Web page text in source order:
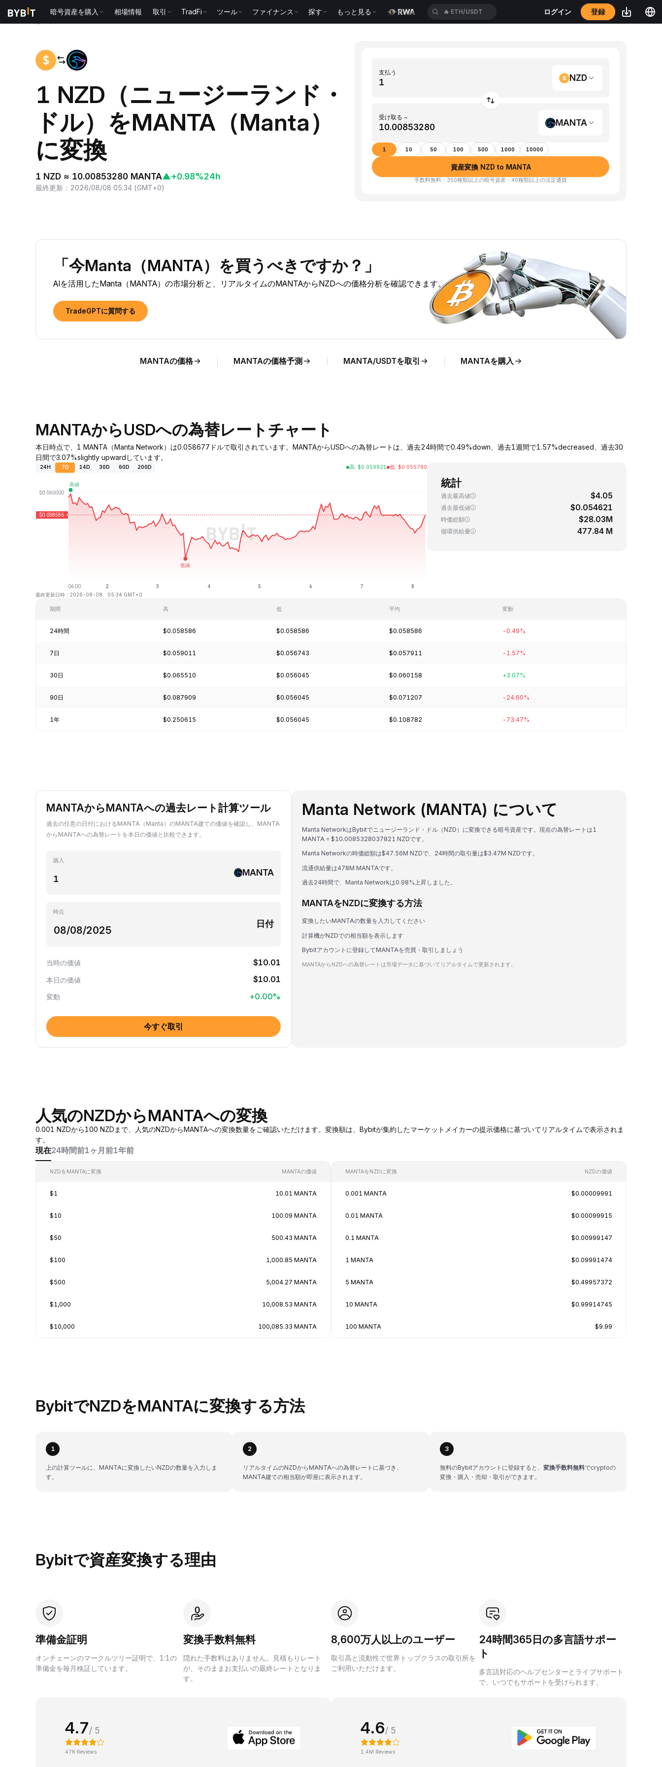
暗号資産を購入 相場情報 取引 TradFi ツール ファイナンス 探す もっと見る 🔥 ETH/USDT ログイン 登録
1 NZD（ニュージーランド・
ドル）をMANTA（Manta）
に変換
1 NZD ≈ 10.00853280 MANTA▲+0.98%24h
最終更新 ： 2026/08/08 05:34 (GMT+0)
支払う
NZD
受け取る ~
MANTA
1 10 50 100 500 1000 10000
資産変換 NZD to MANTA
手数料無料・350種類以上の暗号資産・40種類以上の法定通貨
「今Manta（MANTA）を買うべきですか？」
AIを活用したManta（MANTA）の市場分析と、リアルタイムのMANTAからNZDへの価格分析を確認できます。
TradeGPTに質問する
MANTAの価格 MANTAの価格予測 MANTA/USDTを取引 MANTAを購入
MANTAからUSDへの為替レートチャート
本日時点で、1 MANTA（Manta Network）は0.058677ドルで取引されています。MANTAからUSDへの為替レートは、過去24時間で0.49%down、過去1週間で1.57%decreased、過去30
日間で3.07%slightly upwardしています。
24H 7D 14D 30D 60D 200D 高: $0.059921 低: $0.055780
最終更新日時：2026-08-08、05:34 GMT+0
統計
過去最高値 $4.05
過去最低値 $0.054621
時価総額 $28.03M
循環供給量 477.84 M
期間 高 低 平均 変動
24時間 $0.058586 $0.058586 $0.058586 -0.49%
7日 $0.059011 $0.056743 $0.057911 -1.57%
30日 $0.065510 $0.056045 $0.060158 +3.07%
90日 $0.087909 $0.056045 $0.071207 -24.60%
1年 $0.250615 $0.056045 $0.108782 -73.47%
MANTAからMANTAへの過去レート計算ツール
過去の任意の日付におけるMANTA（Manta）のMANTA建ての価値を確認し、MANTA
からMANTAへの為替レートを本日の価値と比較できます。
購入
MANTA
時点
日付
当時の価値 $10.01
本日の価値 $10.01
変動 +0.00%
今すぐ取引
Manta Network (MANTA) について
Manta NetworkはBybitでニュージーランド・ドル（NZD）に変換できる暗号資産です。現在の為替レートは1
MANTA = $10.0085328037821 NZDです。
Manta Networkの時価総額は$47.56M NZDで、24時間の取引量は$3.47M NZDです。
流通供給量は478M MANTAです。
過去24時間で、Manta Networkは0.98%上昇しました。
MANTAをNZDに変換する方法
変換したいMANTAの数量を入力してください
計算機がNZDでの相当額を表示します
Bybitアカウントに登録してMANTAを売買・取引しましょう
MANTAからNZDへの為替レートは市場データに基づいてリアルタイムで更新されます。
人気のNZDからMANTAへの変換
0.001 NZDから100 NZDまで、人気のNZDからMANTAへの変換数量をご確認いただけます。変換額は、Bybitが集約したマーケットメイカーの提示価格に基づいてリアルタイムで表示されま
す。
現在24時間前1ヶ月前1年前
NZDをMANTAに変換 MANTAの価値
$1 10.01 MANTA
$10 100.09 MANTA
$50 500.43 MANTA
$100 1,000.85 MANTA
$500 5,004.27 MANTA
$1,000 10,008.53 MANTA
$10,000 100,085.33 MANTA
MANTAをNZDに変換 NZDの価値
0.001 MANTA $0.00009991
0.01 MANTA $0.00099915
0.1 MANTA $0.00999147
1 MANTA $0.09991474
5 MANTA $0.49957372
10 MANTA $0.99914745
100 MANTA $9.99
BybitでNZDをMANTAに変換する方法
1
上の計算ツールに、MANTAに変換したいNZDの数量を入力しま
す。
2
リアルタイムのNZDからMANTAへの為替レートに基づき、
MANTA建ての相当額が即座に表示されます。
3
無料のBybitアカウントに登録すると、 変換手数料無料でcryptoの
変換・購入・売却・取引ができます。
Bybitで資産変換する理由
準備金証明
オンチェーンのマークルツリー証明で、1:1の
準備金を毎月検証しています。
変換手数料無料
隠れた手数料はありません。見積もりレート
が、そのままお支払いの最終レートとなりま
す。
8,600万人以上のユーザー
取引高と流動性で世界トップクラスの取引所を
ご利用いただけます。
24時間365日の多言語サポー
ト
多言語対応のヘルプセンターとライブサポート
で、いつでもサポートを受けられます。
4.7/ 5
47K Reviews
4.6/ 5
1.4M Reviews